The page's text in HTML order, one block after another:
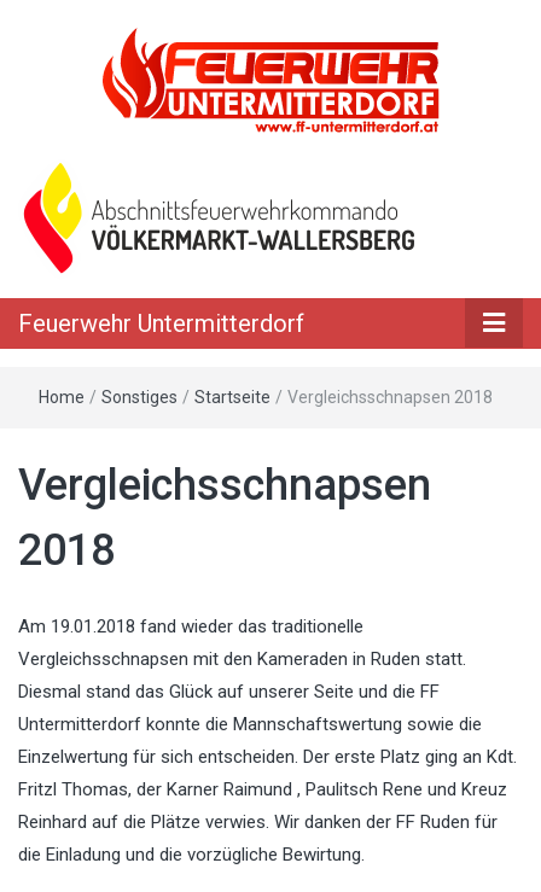
Feuerwehr Untermitterdorf
Home / Sonstiges / Startseite / Vergleichsschnapsen 2018
Vergleichsschnapsen
2018
Am 19.01.2018 fand wieder das traditionelle
Vergleichsschnapsen mit den Kameraden in Ruden statt.
Diesmal stand das Glück auf unserer Seite und die FF
Untermitterdorf konnte die Mannschaftswertung sowie die
Einzelwertung für sich entscheiden. Der erste Platz ging an Kdt.
Fritzl Thomas, der Karner Raimund , Paulitsch Rene und Kreuz
Reinhard auf die Plätze verwies. Wir danken der FF Ruden für
die Einladung und die vorzügliche Bewirtung.